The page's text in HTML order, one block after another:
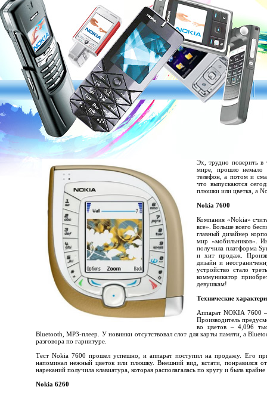
Эх, трудно поверить в
мире, прошло немало
телефон, а потом и
что выпускаются
плюшки или цветка, а
Nokia 7600
Компания «Nokia»
все». Больше всего
главный дизайнер
мир «мобильников».
получила платформа
и хит продаж.
дизайн и
устройство стало
коммуникатор
девушкам!
Технические
Аппарат NOKIA 7600
Производитель
во цветов – 4,096
Bluetooth, MP3-плеер. У новинки отсутствовал слот для карты памяти, а
разговора по гарнитуре.
Тест Nokia 7600 прошел успешно, и аппарат поступил на продажу. Его
напоминал нежный цветок или плюшку. Внешний вид, кстати, понравился
нареканий получила клавиатура, которая располагалась по кругу и была
Nokia 6260